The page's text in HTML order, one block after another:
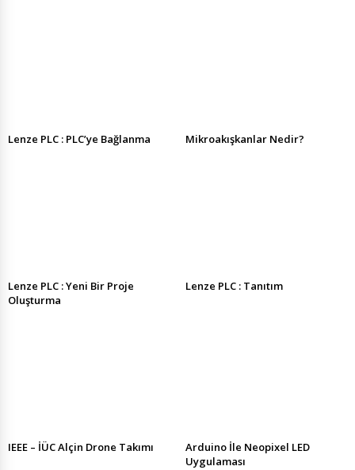
Lenze PLC : PLC’ye Bağlanma Mikroakışkanlar Nedir?
Lenze PLC : Yeni Bir Proje
Oluşturma
Lenze PLC : Tanıtım
IEEE – İÜC Alçin Drone Takımı
Arduino İle Neopixel LED
Uygulaması